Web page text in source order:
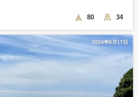
80 34
2024年6月17日